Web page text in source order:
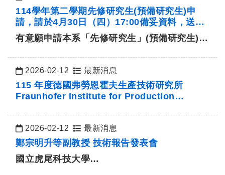
114學年第二學期先修研究生(預備研究生)申
請，請於4月30日（四）17:00備妥資料，送達
系辦。
有意願申請本系「先修研究生」(預備研究生)
日期：
2026-02-12 最新消息
115 年度德國弗勞恩霍夫生產技術研究所
Fraunhofer Institute for Production
日期：
2026-02-12 最新消息
鄭宗明升等副教授 技術報告發表會
國立虎尾科技大學